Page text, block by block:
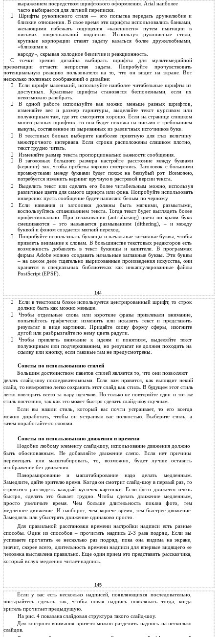
выражением посредством шрифтового оформления. Arial наиболее
часто выбирается для личной переписки.
 Шрифты рукописного стиля — это попытка передать дружелюбие и
близкие отношения. В свое время эти шрифты использовались банками,
желающими избежать ощущения «казенности» путем имитации в
письмах «персональной подписи». Используя рукописные стили,
крупные корпорации ставят задачу казаться более дружелюбными,
«близкими к
народу», скрывая холодное безличие и реакционность.
С точки зрения дизайна выбирать шрифты для мультимедийной
презентации отчасти непростая задача. Попробуйте прочувствовать
потенциальную реакцию пользователя на то, что он видит на экране. Вот
несколько полезных соображений о дизайне:
 Если шрифт маленький, используйте наиболее читабельные шрифты из
доступных. Красивые шрифты становятся бесполезными, если их
невозможно разобрать.
 В одной работе используйте как можно меньше разных шрифтов,
изменяйте вес и размер гарнитуры, выделяйте текст курсивом или
полужирным там, где это смотрится хорошо. Если на странице слишком
много разных шрифтов, то она будет похожа на письмо с требованием
выкупа, составленное из вырезанных из различных источников букв.
 В текстовых блоках выберите наиболее приятную для глаз величину
межстрочного интервала. Если строки расположены слишком плотно,
текст трудно читать.
 Изменяйте размер текста пропорционально важности сообщения.

В заголовках большого размера настройте расстояние между буквами
(кернинг) так, чтобы пробелы хорошо смотрелись. Заголовок с большими
промежутками между буквами будет похож на беззубый рот. Возможно,
потребуется изменить кернинг вручную в растровой версии текста.

Выделить текст или сделать его более читабельным можно, используя
различные цвета для самого шрифта или фона. Попробуйте использовать
инверсию: пусть сообщение будет написано белым по черному.
 Если названия и заголовки должны быть мягкими, размытыми,
воспользуйтесь сглаживанием текста. Тогда текст будет выглядеть более
профессионально. При сглаживании(anti-aliasing) цвета по краям букв
смешиваются – это называется размыванием (dithering), – и между
буквой и фоном создается мягкий переход.
 Попробуйте использовать буквицы и начальные заглавные буквы, чтобы
привлечь внимание к словам. В большинстве текстовых редакторов есть
возможность добавлять в текст буквицы и капители. В программах
фирмы Adobe можно создавать начальные заглавные буквы. Эти буквы
– на самом деле тщательно вырисованные произведения искусства, они
хранятся в специальных библиотеках как инкапсулированные файлы
PostScript (EPSF).
144
 Если в текстовом блоке используется центрированный шрифт, то строк
должно быть как можно меньше.

Чтобы отдельные слова или короткие фразы привлекали внимание,
попытайтесь графически изменить или исказить текст и представить
результат в виде картинки. Придайте слову форму сферы, изогните
дугой или разбрызгайте по нему цвета радуги.
 Чтобы привлечь внимание к идеям и понятиям, выделяйте текст
полужирным или подчеркиванием, но результат не должен походить на
ссылку или кнопку, если таковые там не предусмотрены.
Советы по использованию стилей
Большим достоинством пакетов стилей является то, что они позволяют
делать слайд-шоу последовательными. Если вам нравится, как выглядит некий
слайд, то невероятно легко сохранить этот слайд как стиль. В будущем этот стиль
легко повторить всего за пару щелчков. Но только не повторяйте один и тот же
стиль постоянно, так как это может быстро сделать слайд-шоу скучным.
Если вы нашли стиль, который вас почти устраивает, то его всегда
можно доработать, чтобы он устраивал вас полностью. Выберите стиль, а
затем поработайте со слоями.
Советы по использованию движения и времени
Подобно любому элементу слайд-шоу, использование движения должно
быть обоснованным. Не добавляйте движение слепо. Если нет причины
перемещать или масштабировать, то, возможно, будет лучше оставить
изображение без движения.
Панорамирование и масштабирование надо делать медленным.
Замедлите, дайте зрителю время. Когда он смотрит слайд-шоу в первый раз, то
стремится разглядеть каждый кусочек картинки. Если фото движется очень
быстро, сделать это бывает трудно. Чтобы сделать движение медленным,
просто увеличьте время. Чем больше длительность показа фото, тем
медленнее движение. И наоборот, чем короче время, тем быстрее движение.
Замедлять или убыстрять движение одинаково просто.
Для правильной расстановки времени настройки надписи есть разные
способы. Один из способов – прочитать надпись 2-3 раза подряд. Если вы
успеваете прочитать ее несколько раз подряд, пока она видима на экране,
значит, скорее всего, длительность времени надписи для впервые видящего ее
человека выставлена правильно. Еще один прием это представить рассказчика,
который вслух медленно читает надпись.
145
Если у вас есть несколько надписей, появляющихся последовательно,
постарайтесь сделать так, чтобы новая надпись появлялась тогда, когда
зритель прочитает предыдущую.
На рис. 4 показана слайдовая структура такого слайд-шоу.
Для контроля внимания зрителя можно разделить надпись на несколько
слайдов.